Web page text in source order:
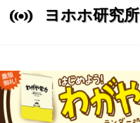
ヨホホ研究所